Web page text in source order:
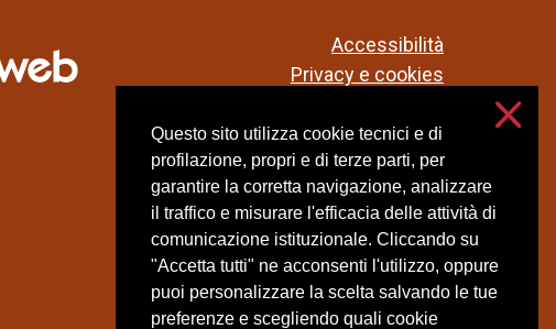
Questo sito utilizza cookie tecnici e di
profilazione, propri e di terze parti, per
garantire la corretta navigazione, analizzare
il traffico e misurare l'efficacia delle attività di
comunicazione istituzionale. Cliccando su
"Accetta tutti" ne acconsenti l'utilizzo, oppure
puoi personalizzare la scelta salvando le tue
preferenze e scegliendo quali cookie
Accessibilità
Privacy e cookies